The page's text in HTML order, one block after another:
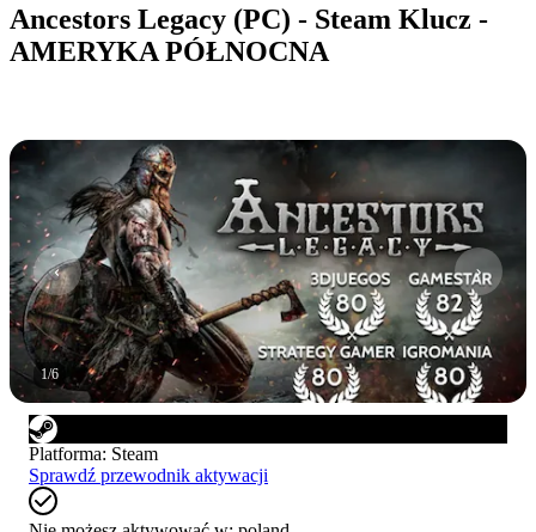
Ancestors Legacy (PC) - Steam Klucz -
AMERYKA PÓŁNOCNA
1/6
Platforma: Steam
Sprawdź przewodnik aktywacji